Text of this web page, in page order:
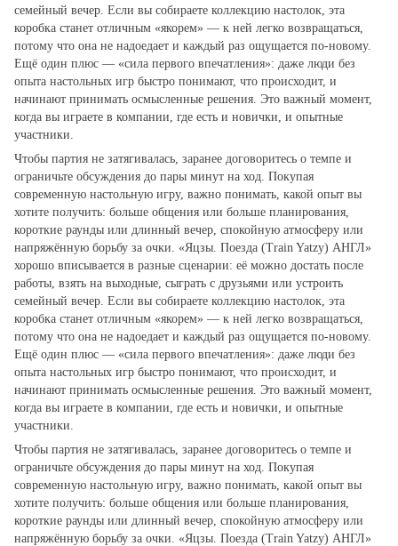
семейный вечер. Если вы собираете коллекцию настолок, эта
коробка станет отличным «якорем» — к ней легко возвращаться,
потому что она не надоедает и каждый раз ощущается по‑новому.
Ещё один плюс — «сила первого впечатления»: даже люди без
опыта настольных игр быстро понимают, что происходит, и
начинают принимать осмысленные решения. Это важный момент,
когда вы играете в компании, где есть и новички, и опытные
участники.
Чтобы партия не затягивалась, заранее договоритесь о темпе и
ограничьте обсуждения до пары минут на ход. Покупая
современную настольную игру, важно понимать, какой опыт вы
хотите получить: больше общения или больше планирования,
короткие раунды или длинный вечер, спокойную атмосферу или
напряжённую борьбу за очки. «Яцзы. Поезда (Train Yatzy) АНГЛ»
хорошо вписывается в разные сценарии: её можно достать после
работы, взять на выходные, сыграть с друзьями или устроить
семейный вечер. Если вы собираете коллекцию настолок, эта
коробка станет отличным «якорем» — к ней легко возвращаться,
потому что она не надоедает и каждый раз ощущается по‑новому.
Ещё один плюс — «сила первого впечатления»: даже люди без
опыта настольных игр быстро понимают, что происходит, и
начинают принимать осмысленные решения. Это важный момент,
когда вы играете в компании, где есть и новички, и опытные
участники.
Чтобы партия не затягивалась, заранее договоритесь о темпе и
ограничьте обсуждения до пары минут на ход. Покупая
современную настольную игру, важно понимать, какой опыт вы
хотите получить: больше общения или больше планирования,
короткие раунды или длинный вечер, спокойную атмосферу или
напряжённую борьбу за очки. «Яцзы. Поезда (Train Yatzy) АНГЛ»